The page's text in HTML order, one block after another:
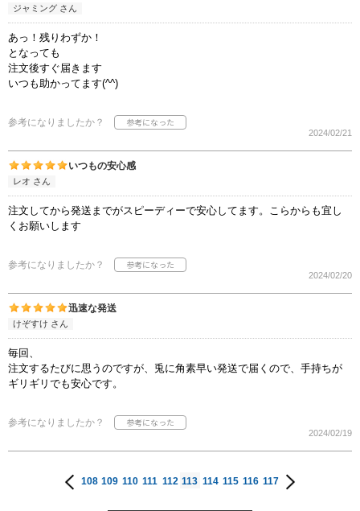
ジャミング さん
あっ！残りわずか！
となっても
注文後すぐ届きます
いつも助かってます(^^)
参考になりましたか？
2024/02/21
いつもの安心感
レオ さん
注文してから発送までがスピーディーで安心してます。こらからも宜し
くお願いします
参考になりましたか？
2024/02/20
迅速な発送
けぞすけ さん
毎回、
注文するたびに思うのですが、兎に角素早い発送で届くので、手持ちが
ギリギリでも安心です。
参考になりましたか？
2024/02/19
108 109 110 111 112 113 114 115 116 117